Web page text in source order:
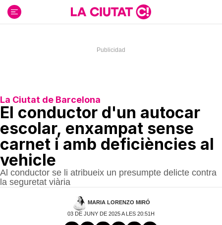
contenido
La Ciutat de Barcelona
El conductor d'un autocar
escolar, enxampat sense
carnet i amb deficiències al
vehicle
Al conductor se li atribueix un presumpte delicte contra
la seguretat viària
MARIA LORENZO MIRÓ
03 DE JUNY DE 2025 A LES 20:51H